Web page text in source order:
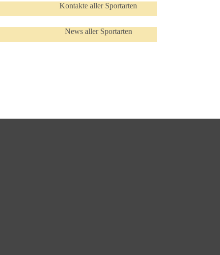
Kontakte aller Sportarten
News aller Sportarten